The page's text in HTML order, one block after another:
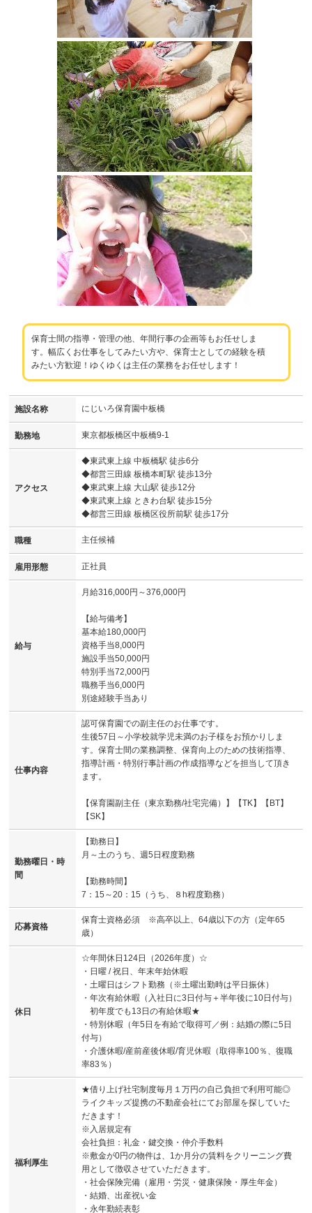
保育士間の指導・管理の他、年間行事の企画等もお任せしま
す。幅広くお仕事をしてみたい方や、保育士としての経験を積
みたい方歓迎！ゆくゆくは主任の業務をお任せします！
施設名称 にじいろ保育園中板橋
勤務地 東京都板橋区中板橋9-1
アクセス
◆東武東上線 中板橋駅 徒歩6分
◆都営三田線 板橋本町駅 徒歩13分
◆東武東上線 大山駅 徒歩12分
◆東武東上線 ときわ台駅 徒歩15分
◆都営三田線 板橋区役所前駅 徒歩17分
職種 主任候補
雇用形態 正社員
給与
月給316,000円～376,000円
【給与備考】
基本給180,000円
資格手当8,000円
施設手当50,000円
特別手当72,000円
職務手当6,000円
別途経験手当あり
仕事内容
認可保育園での副主任のお仕事です。
生後57日～小学校就学児未満のお子様をお預かりしま
す。保育士間の業務調整、保育向上のための技術指導、
指導計画・特別行事計画の作成指導などを担当して頂き
ます。
【保育園副主任（東京勤務/社宅完備）】【TK】【BT】
【SK】
勤務曜日・時
間
【勤務日】
月～土のうち、週5日程度勤務
【勤務時間】
7：15～20：15（うち、８h程度勤務）
応募資格
保育士資格必須 ※高卒以上、64歳以下の方（定年65
歳）
休日
☆年間休日124日（2026年度）☆
・日曜 / 祝日、年末年始休暇
・土曜日はシフト勤務（※土曜出勤時は平日振休）
・年次有給休暇（入社日に3日付与＋半年後に10日付与）
初年度でも13日の有給休暇★
・特別休暇（年5日を有給で取得可／例：結婚の際に5日
付与）
・介護休暇/産前産後休暇/育児休暇（取得率100％、復職
率83％）
福利厚生
★借り上げ社宅制度毎月１万円の自己負担で利用可能◎
ライクキッズ提携の不動産会社にてお部屋を探していた
だきます！
※入居規定有
会社負担：礼金・鍵交換・仲介手数料
※敷金が0円の物件は、1か月分の賃料をクリーニング費
用として徴収させていただきます。
・社会保険完備（雇用・労災・健康保険・厚生年金）
・結婚、出産祝い金
・永年勤続表彰